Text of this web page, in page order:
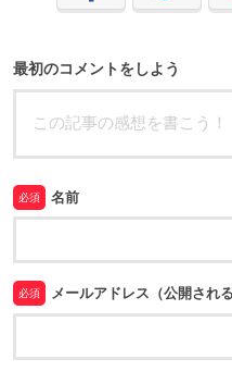
最初のコメントをしよう
必須 名前
必須 メールアドレス（公開され